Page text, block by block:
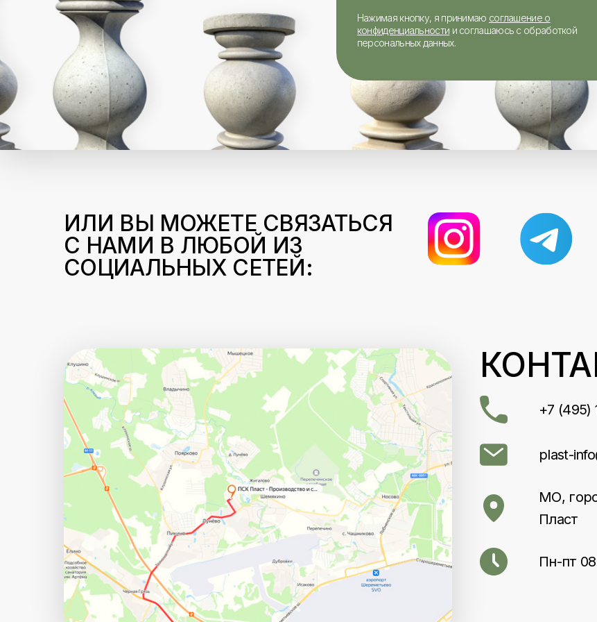
Нажимая кнопку, я принимаю соглашение о
конфиденциальности и соглашаюсь с обработкой
персональных данных.
ИЛИ ВЫ МОЖЕТЕ СВЯЗАТЬСЯ
С НАМИ В ЛЮБОЙ ИЗ
СОЦИАЛЬНЫХ СЕТЕЙ:
+7 (495)
plast-
МО,
Пласт
Пн-пт